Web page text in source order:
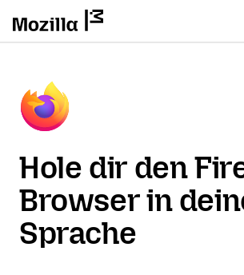
Hole dir den
Browser in
Sprache